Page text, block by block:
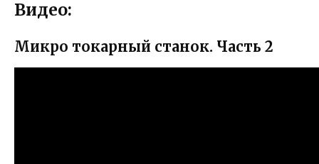
Видео:
Микро токарный станок. Часть 2